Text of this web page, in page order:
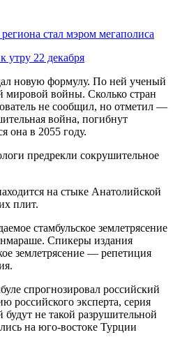
стал мэром мегаполиса
утру 22 декабря
новую формулу. По ней ученый
мировой войны. Сколько стран
не сообщил, но отметил —
война, погибнут
она в 2055 году.
предрекли сокрушительное
на стыке Анатолийской
плит.
стамбульское землетрясение
Спикеры издания
землетрясение — репетиция
спрогнозировал российский
российского эксперта, серия
будут не такой разрушительной
на юго-востоке Турции